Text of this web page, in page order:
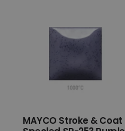
MAYCO Stroke & Coat